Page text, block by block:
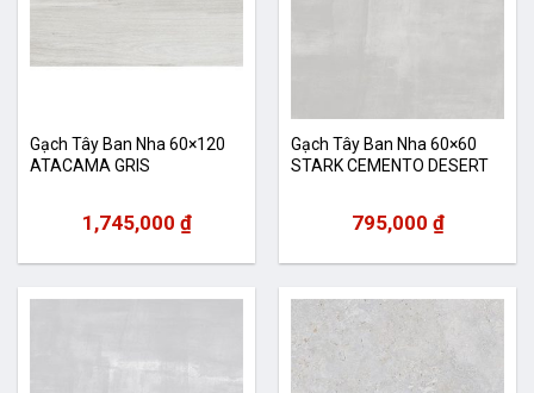
Gạch Tây Ban Nha 60×120
ATACAMA GRIS
1,745,000 ₫
Gạch Tây Ban Nha 60×60
STARK CEMENTO DESERT
795,000 ₫